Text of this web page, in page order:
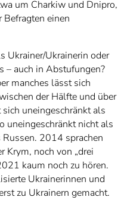
um Charkiw und Dnipro,
Befragten einen
Ukrainer/Ukrainerin oder
– auch in Abstufungen?
manches lässt sich
der Hälfte und über
uneingeschränkt als
uneingeschränkt nicht als
Russen. 2014 sprachen
Krym, noch von „drei
kaum noch zu hören.
Ukrainerinnen und
zu Ukrainern gemacht.